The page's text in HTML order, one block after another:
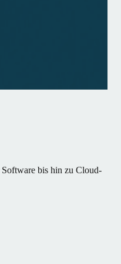
Software bis hin zu Cloud-